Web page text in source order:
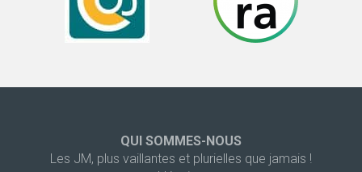
QUI SOMMES-NOUS
Les JM, plus vaillantes et plurielles que jamais !